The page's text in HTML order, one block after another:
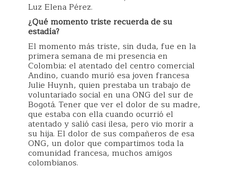
Luz Elena Pérez.
¿Qué momento triste recuerda de su
estadía?
El momento más triste, sin duda, fue en la
primera semana de mi presencia en
Colombia: el atentado del centro comercial
Andino, cuando murió esa joven francesa
Julie Huynh, quien prestaba un trabajo de
voluntariado social en una ONG del sur de
Bogotá. Tener que ver el dolor de su madre,
que estaba con ella cuando ocurrió el
atentado y salió casi ilesa, pero vio morir a
su hija. El dolor de sus compañeros de esa
ONG, un dolor que compartimos toda la
comunidad francesa, muchos amigos
colombianos.